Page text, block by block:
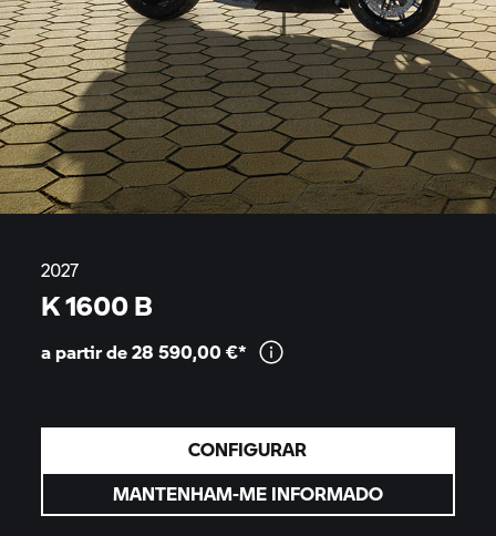
2027
K 1600 B
a partir de 28 590,00€*
CONFIGURAR
MANTENHAM-ME INFORMADO